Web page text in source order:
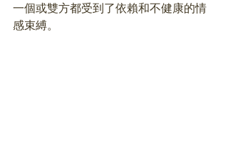
一個或雙方都受到了依賴和不健康的情
感束縛。